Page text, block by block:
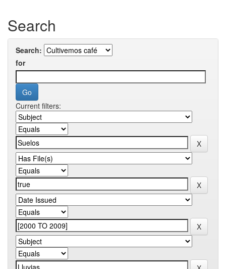
Search
Search:
for
Current filters: